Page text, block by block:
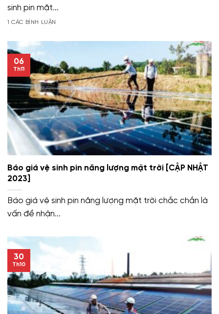
sinh pin mặt...
1 CÁC BÌNH LUẬN
Báo giá vệ sinh pin năng lượng mặt trời [CẬP NHẬT
2023]
Báo giá vệ sinh pin năng lượng mặt trời chắc chắn là
vấn đề nhận...
06
Th11
30
Th10